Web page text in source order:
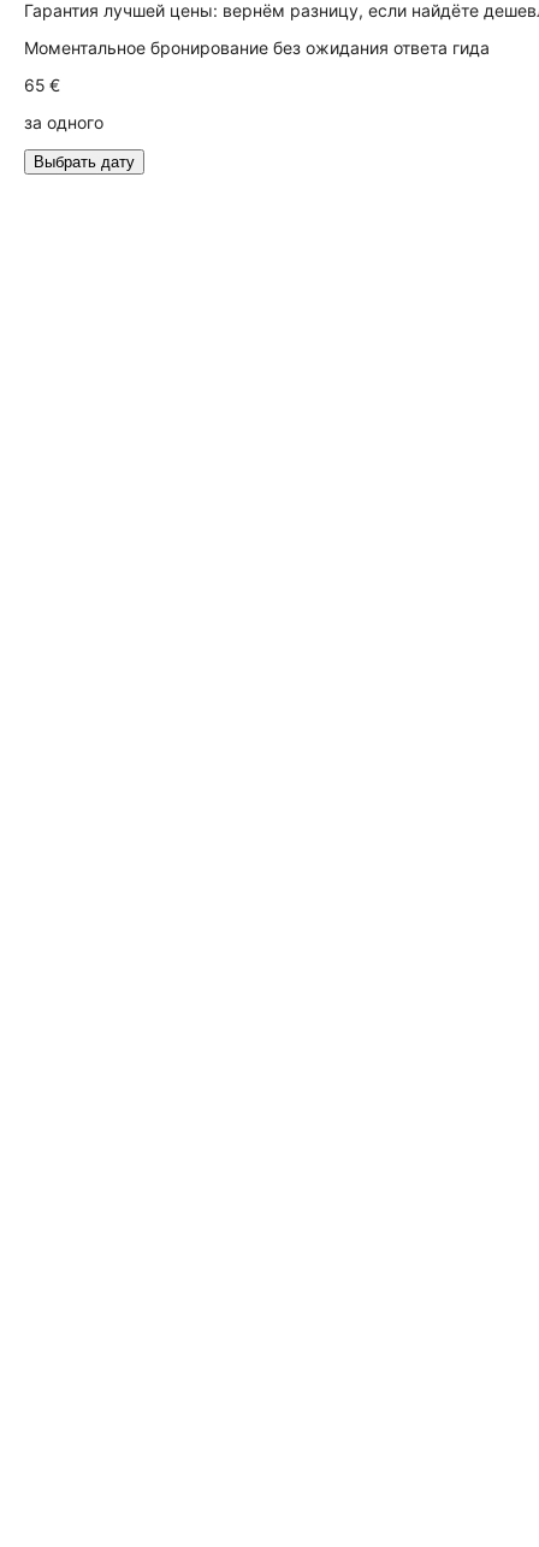
Гарантия лучшей цены: вернём разницу, если найдёте
Моментальное бронирование без ожидания ответа гида
65 €
за одного
Выбрать дату